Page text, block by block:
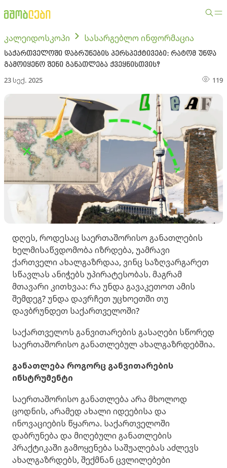
კალეიდოსკოპი სასარგებლო ინფორმაცია
საქართველოში დაბრუნების პერსპექტივები: რატომ უნდა
გამოიყენო შენი განათლება ქვეყნისთვის?
23 სექ. 2025 119
დღეს, როდესაც საერთაშორისო განათლების
ხელმისაწვდომობა იზრდება, უამრავი
ქართველი ახალგაზრდაა, ვინც საზღვარგარეთ
სწავლას ანიჭებს უპირატესობას. მაგრამ
მთავარი კითხვაა: რა უნდა გავაკეთოთ ამის
შემდეგ? უნდა დავრჩეთ უცხოეთში თუ
დავბრუნდეთ საქართველოში?
საქართველოს განვითარების გასაღები სწორედ
საერთაშორისო განათლებულ ახალგაზრდებშია.
განათლება როგორც განვითარების
ინსტრუმენტი
საერთაშორისო განათლება არა მხოლოდ
ცოდნის, არამედ ახალი იდეებისა და
ინოვაციების წყაროა. საქართველოში
დაბრუნება და მიღებული განათლების
პრაქტიკაში გამოყენება საშუალებას აძლევს
ახალგაზრდებს, შექმნან ცვლილებები